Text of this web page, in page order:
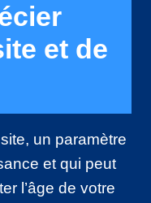
et de
un paramètre
et qui peut
l’âge de votre